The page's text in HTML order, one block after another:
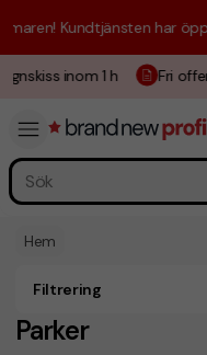
Kundtjänsten har öppet
inom 1 h Fri
Hem
Parker
Filtrering